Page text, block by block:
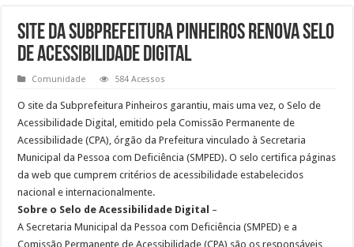
Site da Subprefeitura Pinheiros renova Selo
de Acessibilidade Digital
Comunidade 584 Acessos
O site da Subprefeitura Pinheiros garantiu, mais uma vez, o Selo de
Acessibilidade Digital, emitido pela Comissão Permanente de
Acessibilidade (CPA), órgão da Prefeitura vinculado à Secretaria
Municipal da Pessoa com Deficiência (SMPED). O selo certifica páginas
da web que cumprem critérios de acessibilidade estabelecidos
nacional e internacionalmente.
Sobre o Selo de Acessibilidade Digital –
A Secretaria Municipal da Pessoa com Deficiência (SMPED) e a
Comissão Permanente de Acessibilidade (CPA) são os responsáveis